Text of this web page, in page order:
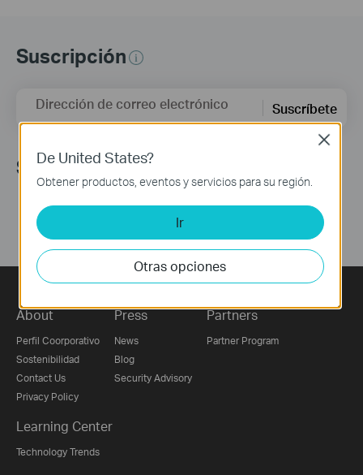
Suscripción
Dirección de correo electrónico Suscríbete
Síguenos
About
Perfil Coorporativo
Sostenibilidad
Contact Us
Privacy Policy
Press
News
Blog
Security Advisory
Partners
Partner Program
Learning Center
Technology Trends
De United States?
Obtener productos, eventos y servicios para su región.
Ir
Otras opciones
Close